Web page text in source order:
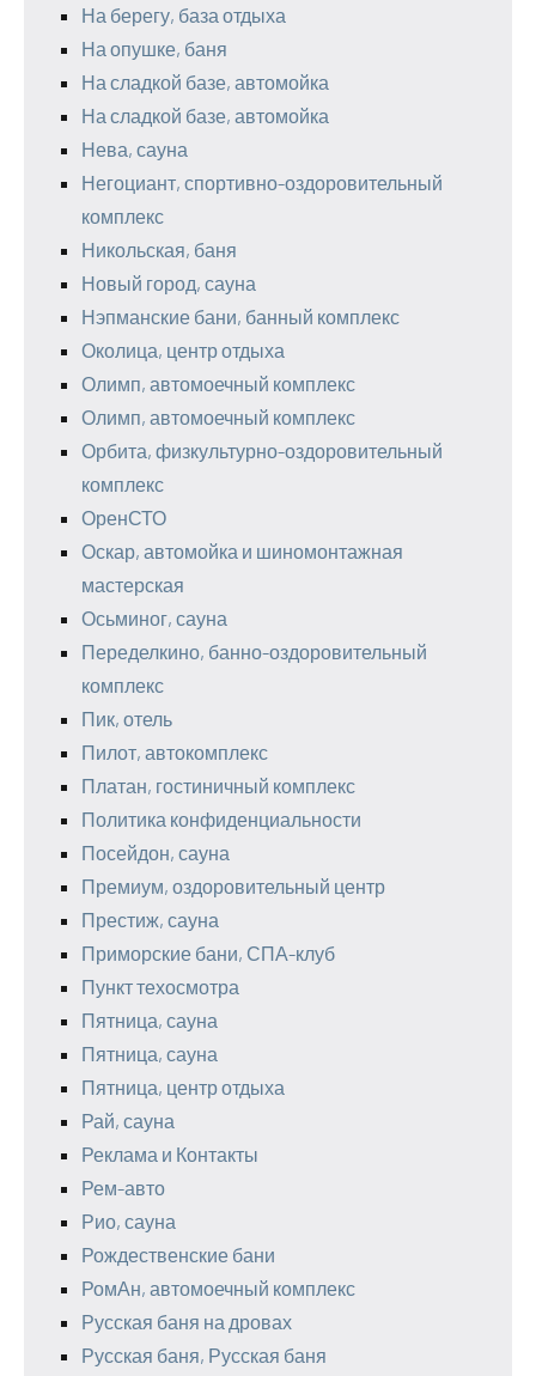
На берегу, база отдыха
На опушке, баня
На сладкой базе, автомойка
На сладкой базе, автомойка
Нева, сауна
Негоциант, спортивно-оздоровительный
комплекс
Никольская, баня
Новый город, сауна
Нэпманские бани, банный комплекс
Околица, центр отдыха
Олимп, автомоечный комплекс
Олимп, автомоечный комплекс
Орбита, физкультурно-оздоровительный
комплекс
ОренСТО
Оскар, автомойка и шиномонтажная
мастерская
Осьминог, сауна
Переделкино, банно-оздоровительный
комплекс
Пик, отель
Пилот, автокомплекс
Платан, гостиничный комплекс
Политика конфиденциальности
Посейдон, сауна
Премиум, оздоровительный центр
Престиж, сауна
Приморские бани, СПА-клуб
Пункт техосмотра
Пятница, сауна
Пятница, сауна
Пятница, центр отдыха
Рай, сауна
Реклама и Контакты
Рем-авто
Рио, сауна
Рождественские бани
РомАн, автомоечный комплекс
Русская баня на дровах
Русская баня, Русская баня